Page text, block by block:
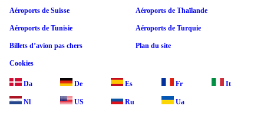
Aéroports de Suisse Aéroports de Thaïlande
Aéroports de Tunisie Aéroports de Turquie
Billets d’avion pas chers Plan du site
Cookies
Da De Es Fr It
Nl US Ru Ua